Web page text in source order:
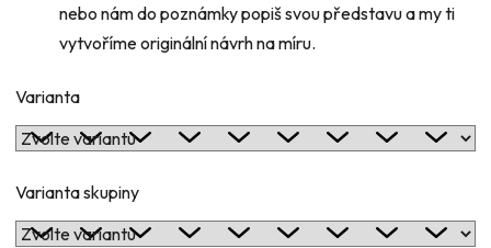
nebo nám do poznámky popiš svou představu a my ti
vytvoříme originální návrh na míru.
Varianta
Varianta skupiny